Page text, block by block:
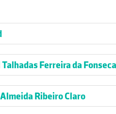
Ferreira da Fonseca
Ribeiro Claro